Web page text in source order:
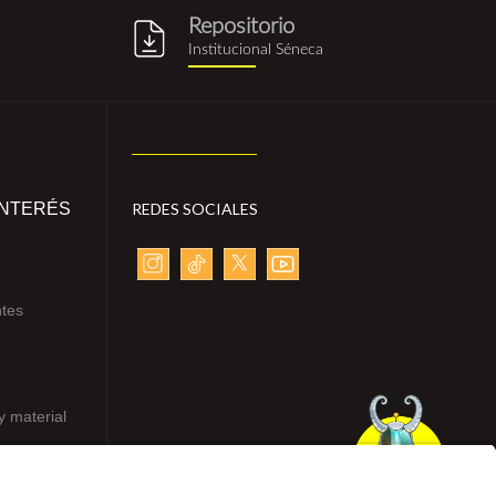
Repositorio
Institucional Séneca
material
REDES SOCIALES